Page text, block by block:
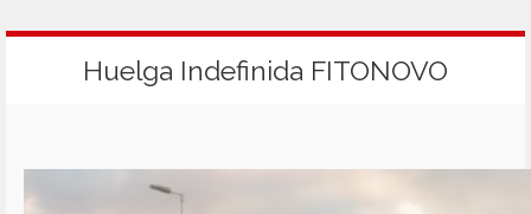
Huelga Indefinida FITONOVO